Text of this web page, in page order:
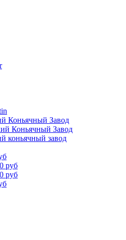
Коньячный Завод
Коньячный Завод
коньячный завод
руб
руб